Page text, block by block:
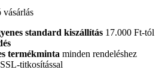
vásárlás
standard kiszállítás 17.000 Ft-tól
termékminta minden rendeléshez
SSL-titkosítással